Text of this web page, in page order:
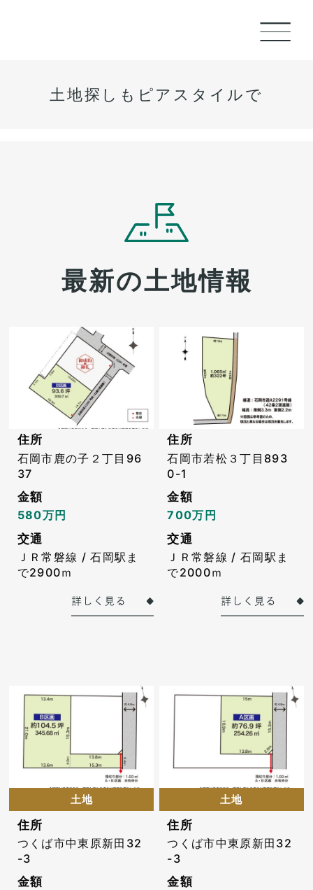
土地探しもピアスタイルで
最新の土地情報
住所
石岡市鹿の子２丁目96
37
金額
580万円
交通
ＪＲ常磐線 / 石岡駅ま
で2900ｍ
住所
石岡市若松３丁目893
0-1
金額
700万円
交通
ＪＲ常磐線 / 石岡駅ま
で2000ｍ
土地
住所
つくば市中東原新田32
-3
金額
土地
住所
つくば市中東原新田32
-3
金額